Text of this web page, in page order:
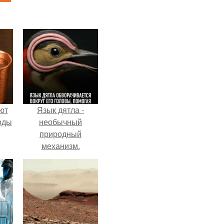
Язык дятла -
необычный
природный
механизм.